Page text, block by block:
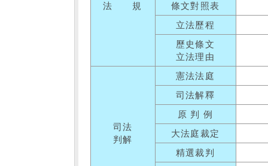
法 規
條文對照表
立法歷程
歷史條文
立法理由
司法
判解
憲法法庭
司法解釋
原 判 例
大法庭裁定
精選裁判